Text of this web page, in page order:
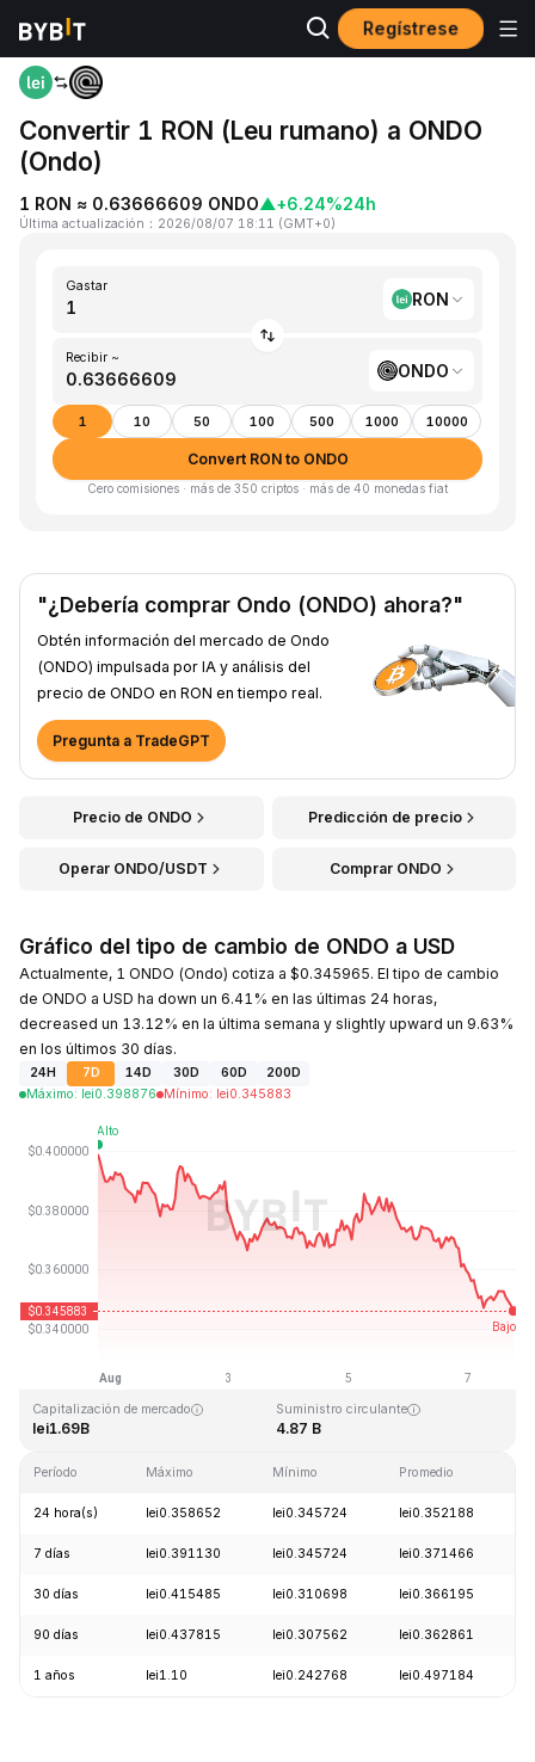
Regístrese
Inicio RON to ONDO
Convertir 1 RON (Leu rumano) a ONDO
(Ondo)
1 RON ≈ 0.63666609 ONDO▲+6.24%24h
Última actualización ： 2026/08/07 18:11 (GMT+0)
Gastar
RON
Recibir ~
ONDO
1 10 50 100 500 1000 10000
Convert RON to ONDO
Cero comisiones · más de 350 criptos · más de 40 monedas fiat
"¿Debería comprar Ondo (ONDO) ahora?"
Obtén información del mercado de Ondo
(ONDO) impulsada por IA y análisis del
precio de ONDO en RON en tiempo real.
Pregunta a TradeGPT
Precio de ONDO Predicción de precio
Operar ONDO/USDT Comprar ONDO
Gráfico del tipo de cambio de ONDO a USD
Actualmente, 1 ONDO (Ondo) cotiza a $0.345965. El tipo de cambio
de ONDO a USD ha down un 6.41% en las últimas 24 horas,
decreased un 13.12% en la última semana y slightly upward un 9.63%
en los últimos 30 días.
24H 7D 14D 30D 60D
200D
Máximo: lei0.398876 Mínimo: lei0.345883
Última actualización: 2026-08-07, 18:11 GMT+0
lei0.082171
Capitalización de mercado
lei1.69B
Suministro circulante
4.87 B
Período Máximo Mínimo Promedio
24 hora(s) lei0.358652 lei0.345724 lei0.352188
7 días lei0.391130 lei0.345724 lei0.371466
30 días lei0.415485 lei0.310698 lei0.366195
90 días lei0.437815 lei0.307562 lei0.362861
1 años lei1.10 lei0.242768 lei0.497184